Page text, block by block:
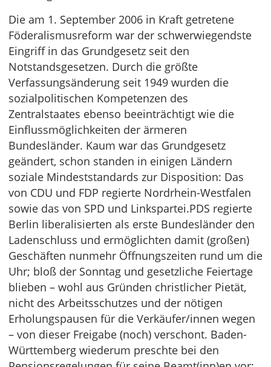
Die am 1. September 2006 in Kraft getretene
Föderalismusreform war der schwerwiegendste
Eingriff in das Grundgesetz seit den
Notstandsgesetzen. Durch die größte
Verfassungsänderung seit 1949 wurden die
sozialpolitischen Kompetenzen des
Zentralstaates ebenso beeinträchtigt wie die
Einflussmöglichkeiten der ärmeren
Bundesländer. Kaum war das Grundgesetz
geändert, schon standen in einigen Ländern
soziale Mindeststandards zur Disposition: Das
von CDU und FDP regierte Nordrhein-Westfalen
sowie das von SPD und Linkspartei.PDS regierte
Berlin liberalisierten als erste Bundesländer den
Ladenschluss und ermöglichten damit (großen)
Geschäften nunmehr Öffnungszeiten rund um die
Uhr; bloß der Sonntag und gesetzliche Feiertage
blieben – wohl aus Gründen christlicher Pietät,
nicht des Arbeitsschutzes und der nötigen
Erholungspausen für die Verkäufer/innen wegen
– von dieser Freigabe (noch) verschont. Baden-
Württemberg wiederum preschte bei den